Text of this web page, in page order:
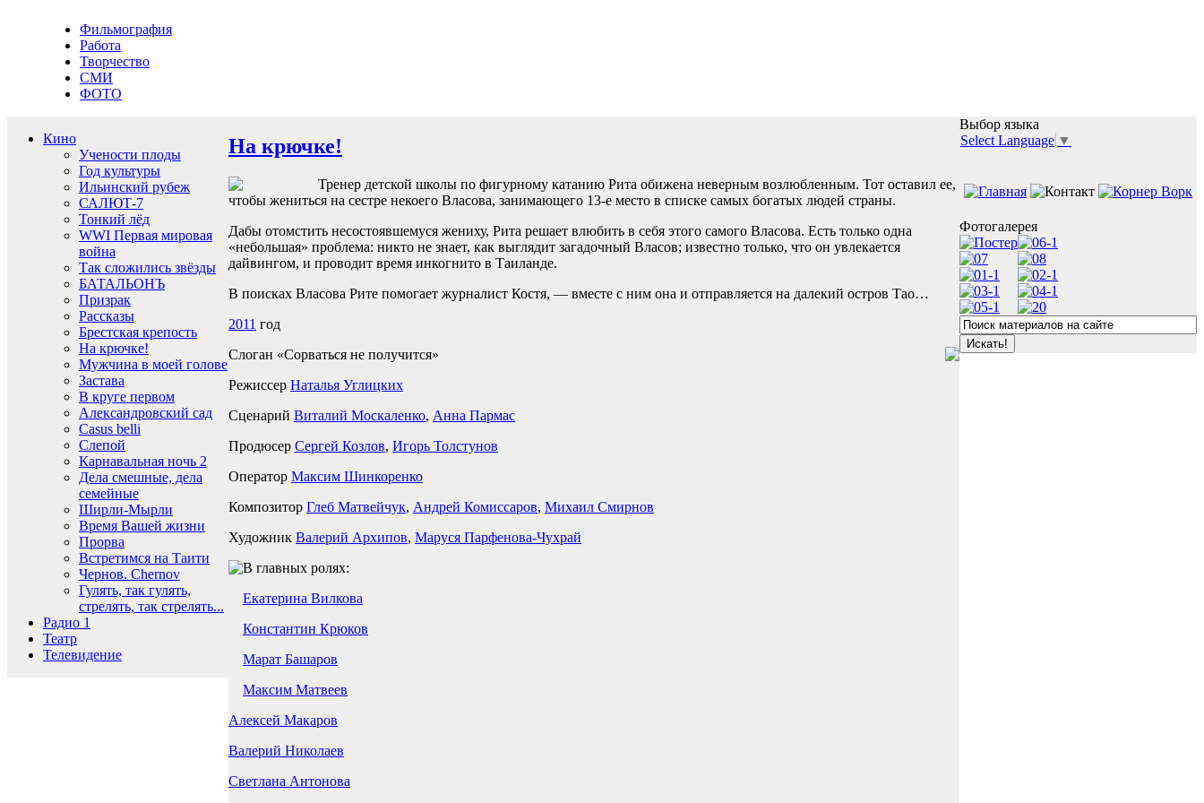
Фильмография
Работа
Творчество
СМИ
ФОТО
Кино
Учености плоды
Год культуры
Ильинский рубеж
САЛЮТ-7
Тонкий лёд
WWI Первая мировая
война
Так сложились звёзды
БАТАЛЬОНЪ
Призрак
Рассказы
Брестская крепость
На крючке!
Мужчина в моей голове
Застава
В круге первом
Александровский сад
Casus belli
Слепой
Карнавальная ночь 2
Дела смешные, дела
семейные
Ширли-Мырли
Время Вашей жизни
Прорва
Встретимся на Таити
Чернов. Chernov
Гулять, так гулять,
стрелять, так стрелять...
Радио 1
Театр
Телевидение
На крючке!
Тренер детской школы по фигурному катанию Рита обижена неверным возлюбленным. Тот оставил ее,
чтобы жениться на сестре некоего Власова, занимающего 13-е место в списке самых богатых людей страны.
Дабы отомстить несостоявшемуся жениху, Рита решает влюбить в себя этого самого Власова. Есть только одна
«небольшая» проблема: никто не знает, как выглядит загадочный Власов; известно только, что он увлекается
дайвингом, и проводит время инкогнито в Таиланде.
В поисках Власова Рите помогает журналист Костя, — вместе с ним она и отправляется на далекий остров Тао…
2011 год
Слоган «Сорваться не получится»
Режиссер Наталья Углицких
Сценарий Виталий Москаленко, Анна Пармас
Продюсер Сергей Козлов, Игорь Толстунов
Оператор Максим Шинкоренко
Композитор Глеб Матвейчук, Андрей Комиссаров, Михаил Смирнов
Художник Валерий Архипов, Маруся Парфенова-Чухрай
В главных ролях:
Екатерина Вилкова
Константин Крюков
Марат Башаров
Максим Матвеев
Алексей Макаров
Валерий Николаев
Светлана Антонова
Выбор языка
Select Language ▼
Фотогалерея